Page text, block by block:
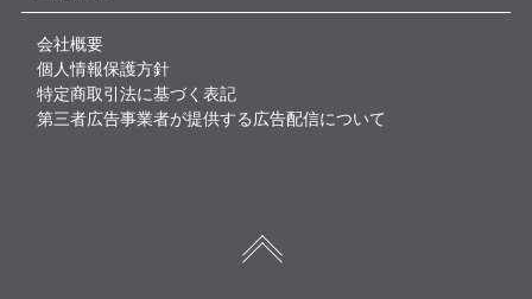
会社概要
個人情報保護方針
特定商取引法に基づく表記
第三者広告事業者が提供する広告配信について